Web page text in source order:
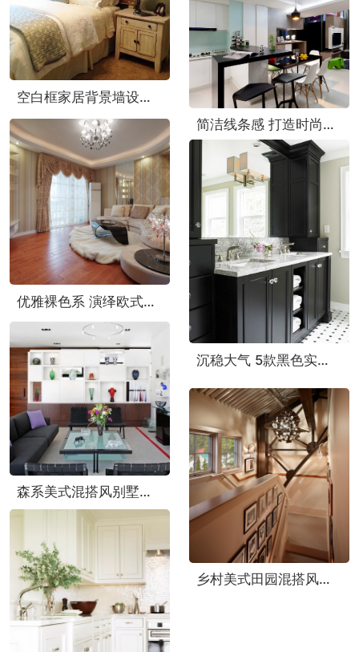
空白框家居背景墙设计 演绎唯美缺憾美
简洁线条感 打造时尚现代风别墅效果图
优雅裸色系 演绎欧式新古典公寓实景图
沉稳大气 5款黑色实木浴室柜实景图
森系美式混搭风别墅效果图
乡村美式田园混搭风别墅效果图